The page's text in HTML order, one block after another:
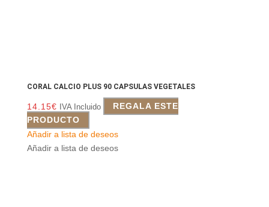
CORAL CALCIO PLUS 90 CAPSULAS VEGETALES
14.15€ IVA Incluido
REGALA ESTE
PRODUCTO
Añadir a lista de deseos
Añadir a lista de deseos